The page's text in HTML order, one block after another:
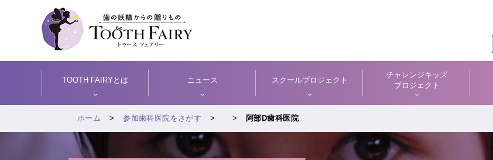
TOOTH FAIRYとは ニュース スクールプロジェクト
チャレンジキッズ
プロジェクト
ホーム 参加歯科医院をさがす 阿部D歯科医院